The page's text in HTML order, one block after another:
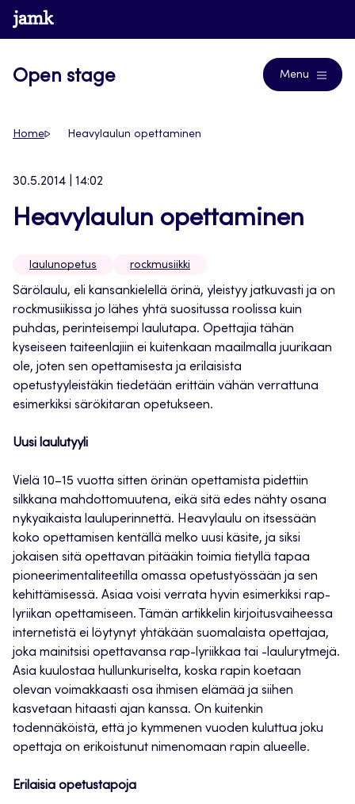
Siirry
suoraan
www.jamk.fi
Open stage Menu
Home Heavylaulun opettaminen
30.5.2014 | 14:02
Heavylaulun opettaminen
laulunopetus rockmusiikki
Särölaulu, eli kansankielellä örinä, yleistyy jatkuvasti ja on
rockmusiikissa jo lähes yhtä suositussa roolissa kuin
puhdas, perinteisempi laulutapa. Opettajia tähän
kyseiseen taiteenlajiin ei kuitenkaan maailmalla juurikaan
ole, joten sen opettamisesta ja erilaisista
opetustyyleistäkin tiedetään erittäin vähän verrattuna
esimerkiksi särökitaran opetukseen.
Uusi laulutyyli
Vielä 10–15 vuotta sitten örinän opettamista pidettiin
silkkana mahdottomuutena, eikä sitä edes nähty osana
nykyaikaista lauluperinnettä. Heavylaulu on itsessään
koko opettamisen kentällä melko uusi käsite, ja siksi
jokaisen sitä opettavan pitääkin toimia tietyllä tapaa
pioneerimentaliteetilla omassa opetustyössään ja sen
kehittämisessä. Asiaa voisi verrata hyvin esimerkiksi rap-
lyriikan opettamiseen. Tämän artikkelin kirjoitusvaiheessa
internetistä ei löytynyt yhtäkään suomalaista opettajaa,
joka mainitsisi opettavansa rap-lyriikkaa tai -laulurytmejä.
Asia kuulostaa hullunkuriselta, koska rapin koetaan
olevan voimakkaasti osa ihmisen elämää ja siihen
kasvetaan hitaasti ajan kanssa. On kuitenkin
todennäköistä, että jo kymmenen vuoden kuluttua joku
opettaja on erikoistunut nimenomaan rapin alueelle.
Erilaisia opetustapoja